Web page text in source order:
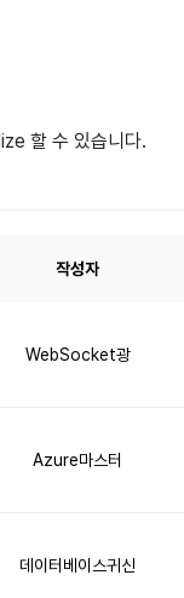
할 수 있습니다.
작성자
WebSocket광
Azure마스터
데이터베이스귀신